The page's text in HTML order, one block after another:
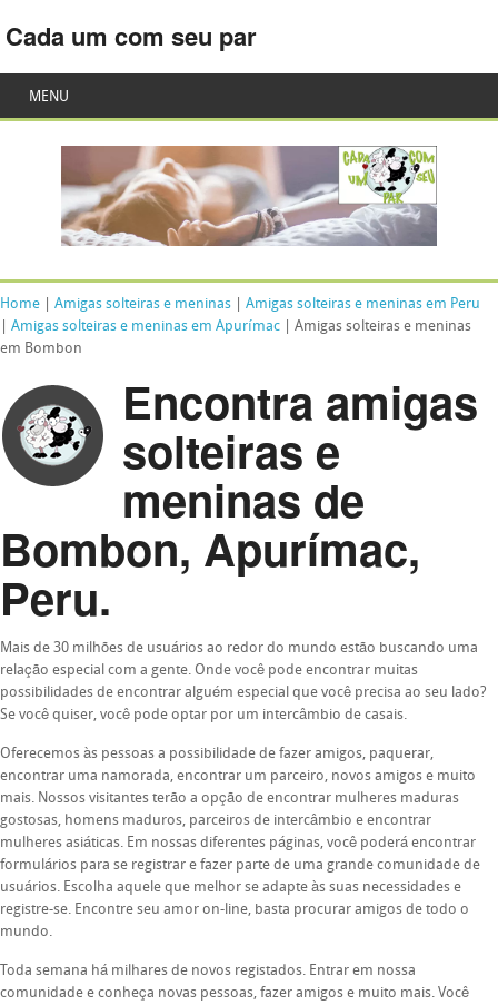
Cada um com seu par
MENU
Home Amigas solteiras e meninas
Amigas solteiras e meninas em Peru
Amigas solteiras e meninas em Apurímac | Amigas solteiras e meninas
em Bombon
Encontra amigas
solteiras e
meninas de
Bombon, Apurímac,
Peru.
Mais de 30 milhões de usuários ao redor do mundo estão buscando uma
relação especial com a gente. Onde você pode encontrar muitas
possibilidades de encontrar alguém especial que você precisa ao seu lado?
Se você quiser, você pode optar por um intercâmbio de casais.
Oferecemos às pessoas a possibilidade de fazer amigos, paquerar,
encontrar uma namorada, encontrar um parceiro, novos amigos e muito
mais. Nossos visitantes terão a opção de encontrar mulheres maduras
gostosas, homens maduros, parceiros de intercâmbio e encontrar
mulheres asiáticas. Em nossas diferentes páginas, você poderá encontrar
formulários para se registrar e fazer parte de uma grande comunidade de
usuários. Escolha aquele que melhor se adapte às suas necessidades e
registre-se. Encontre seu amor on-line, basta procurar amigos de todo o
mundo.
Toda semana há milhares de novos registados. Entrar em nossa
comunidade e conheça novas pessoas, fazer amigos e muito mais. Você